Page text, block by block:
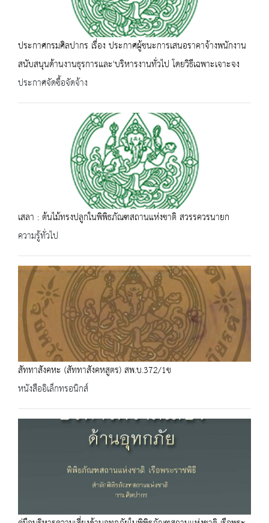
ประกาศกรมศิลปากร เรื่อง ประกาศผู้ชนะการเสนอราคาจ้างพนักงาน
สนับสนุนด้านงานธุรการและ'บริหารงานทั่วไป โดยวิธีเฉพาะเจาะจง
ประกาศจัดซื้อจัดจ้าง
เสลา : ต้นไม้ทรงปลูกในพิพิธภัณฑสถานแห่งชาติ สวรรควรนายก
ความรู้ทั่วไป
สัททาสังคหะ (สัททาสังคหสูตร) สพ.บ.372/1ข
หนังสืออิเล็กทรอนิกส์